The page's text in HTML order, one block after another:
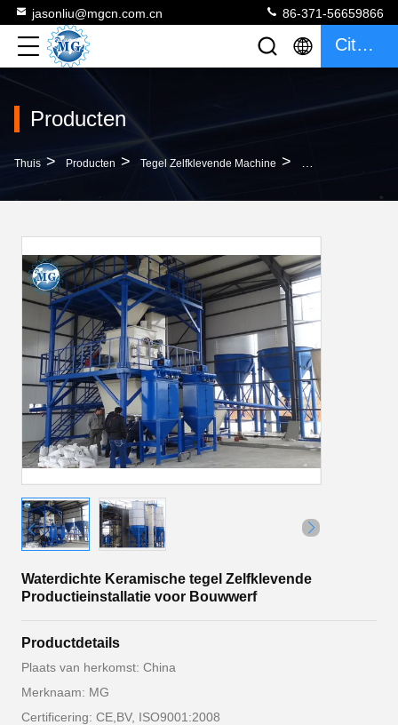
jasonliu@mgcn.com.cn 86-371-56659866
Citaat
Producten
Thuis > Producten > Tegel Zelfklevende Machine > Waterdichte
Waterdichte Keramische tegel Zelfklevende
Productieinstallatie voor Bouwwerf
Productdetails
Plaats van herkomst: China
Merknaam: MG
Certificering: CE,BV, ISO9001:2008